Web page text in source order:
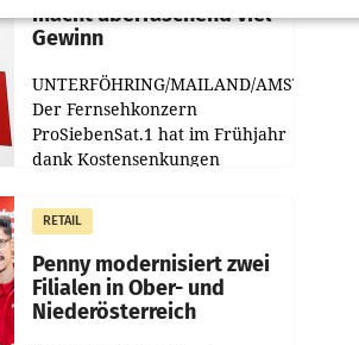
macht überraschend viel
Gewinn
UNTERFÖHRING/MAILAND/AMSTERDAM.
Der Fernsehkonzern
ProSiebenSat.1 hat im Frühjahr
dank Kostensenkungen
gemacht und die
Markterwartung deutlich
übertroffen.
RETAIL
Penny modernisiert zwei
Filialen in Ober- und
Niederösterreich